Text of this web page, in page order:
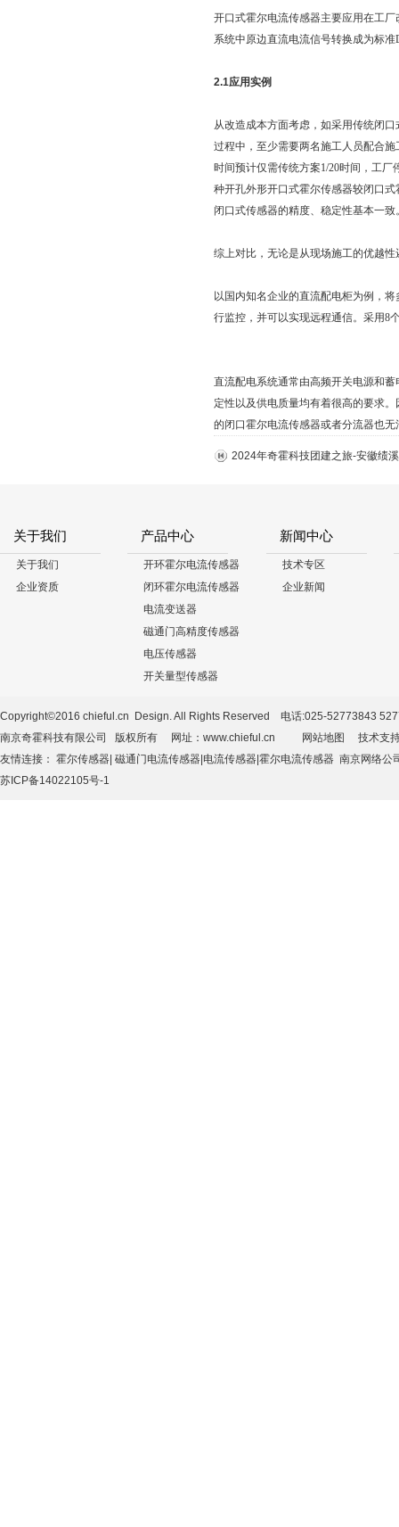
开口式霍尔电流传感器主要应用在工
系统中原边直流电流信号转换成为标
2.1应用实例
从改造成本方面考虑，如采用传统闭
过程中，至少需要两名施工人员配合
时间预计仅需传统方案1/20时间，工
种开孔外形开口式霍尔传感器较闭口
闭口式传感器的精度、稳定性基本一致
综上对比，无论是从现场施工的优越
以国内知名企业的直流配电柜为例，
行监控，并可以实现远程通信。采用8
直流配电系统通常由高频开关电源和
定性以及供电质量均有着很高的要求
的闭口霍尔电流传感器或者分流器也
2024年奇霍科技团建之旅-安徽绩
关于我们
关于我们
企业资质
产品中心
开环霍尔电流传感器
闭环霍尔电流传感器
电流变送器
磁通门高精度传感器
电压传感器
开关量型传感器
新闻中心
技术专区
企业新闻
Copyright©2016 chieful.cn Design. All Rights Reserved 电话:025-52773843
南京奇霍科技有限公司 版权所有 网址：www.chieful.cn 网站地图 技术支
友情连接： 霍尔传感器 磁通门电流传感器 电流传感器 霍尔电流传感器 南京网络公
苏ICP备14022105号-1